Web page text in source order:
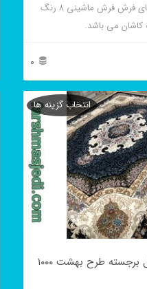
از زیباترین طرح های فرش فرش ماشینی ۸ رنگ
0
فرش ماشینی گل برجسته طرح بهشت ۱۰۰۰
انتخاب گزینه ها